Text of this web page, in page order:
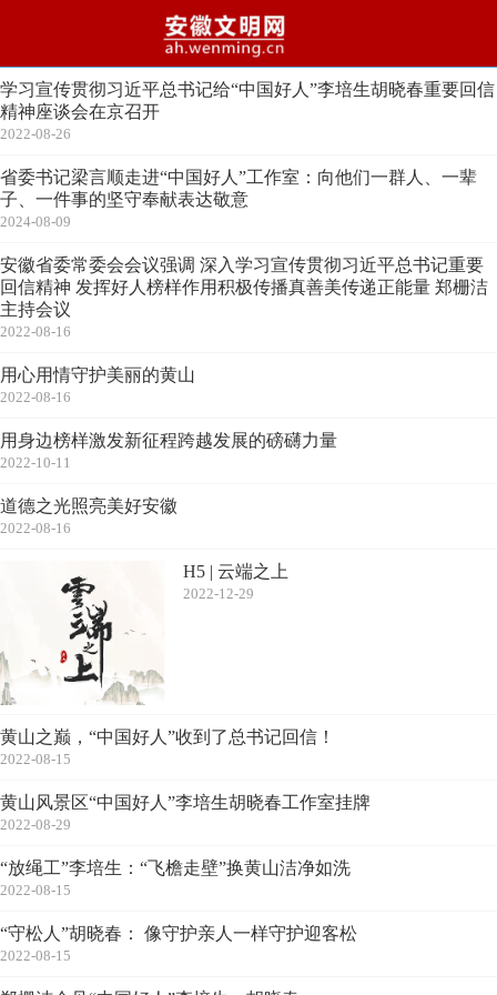
学习宣传贯彻习近平总书记给“中国好人”李培生胡晓春重要回信
精神座谈会在京召开
2022-08-26
省委书记梁言顺走进“中国好人”工作室：向他们一群人、一辈
子、一件事的坚守奉献表达敬意
2024-08-09
安徽省委常委会会议强调 深入学习宣传贯彻习近平总书记重要
回信精神 发挥好人榜样作用积极传播真善美传递正能量 郑栅洁
主持会议
2022-08-16
用心用情守护美丽的黄山
2022-08-16
用身边榜样激发新征程跨越发展的磅礴力量
2022-10-11
道德之光照亮美好安徽
2022-08-16
H5 | 云端之上
2022-12-29
黄山之巅，“中国好人”收到了总书记回信！
2022-08-15
黄山风景区“中国好人”李培生胡晓春工作室挂牌
2022-08-29
“放绳工”李培生：“飞檐走壁”换黄山洁净如洗
2022-08-15
“守松人”胡晓春： 像守护亲人一样守护迎客松
2022-08-15